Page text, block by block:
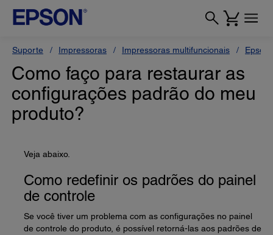
Suporte Impressoras Impressoras multifuncionais Epson
Como faço para restaurar as
configurações padrão do meu
produto?
Veja abaixo.
Como redefinir os padrões do painel
de controle
Se você tiver um problema com as configurações no painel
de controle do produto, é possível retorná-las aos padrões de